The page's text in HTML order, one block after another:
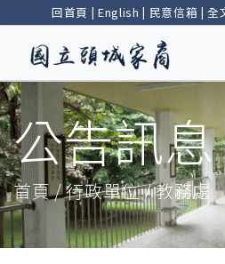
回首頁 | English | 民意信箱 |全
公告訊息
首頁 / 行政單位 / 教務處